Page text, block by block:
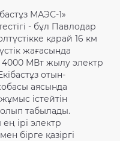
МАЭС-1»
- бұл Павлодар
қарай 16 км
жағасында
4000 МВт жылу электр
отын-
аясында
істейтін
табылады.
ірі электр
бірге қазіргі